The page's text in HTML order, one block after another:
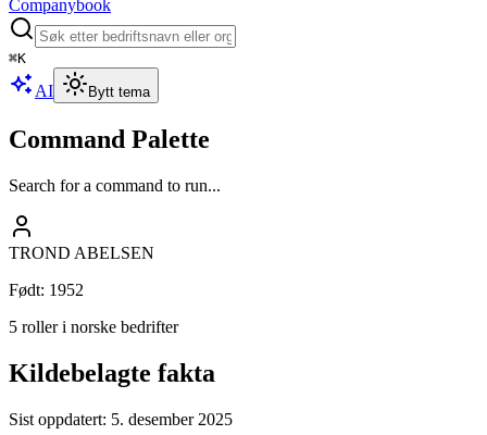
Companybook
⌘K
AI Bytt tema
Command Palette
Search for a command to run...
TROND ABELSEN
Født: 1952
5 roller i norske bedrifter
Kildebelagte fakta
Sist oppdatert: 5. desember 2025